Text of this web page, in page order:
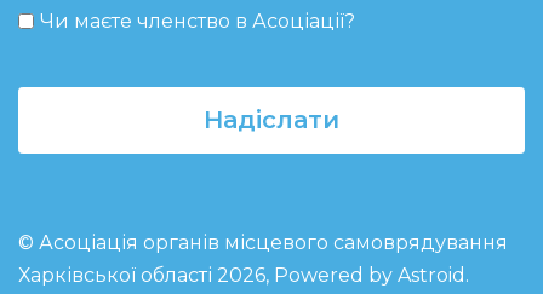
Чи маєте членство в Асоціації?
Надіслати
© Асоціація органів місцевого самоврядування
Харківської області 2026, Powered by Astroid .